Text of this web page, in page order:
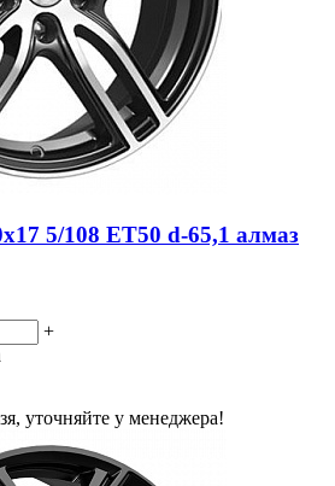
5/108 ET50 d-65,1 алмаз
+
уточняйте у менеджера!